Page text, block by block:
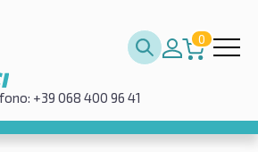
0
+39 068 400 96 41